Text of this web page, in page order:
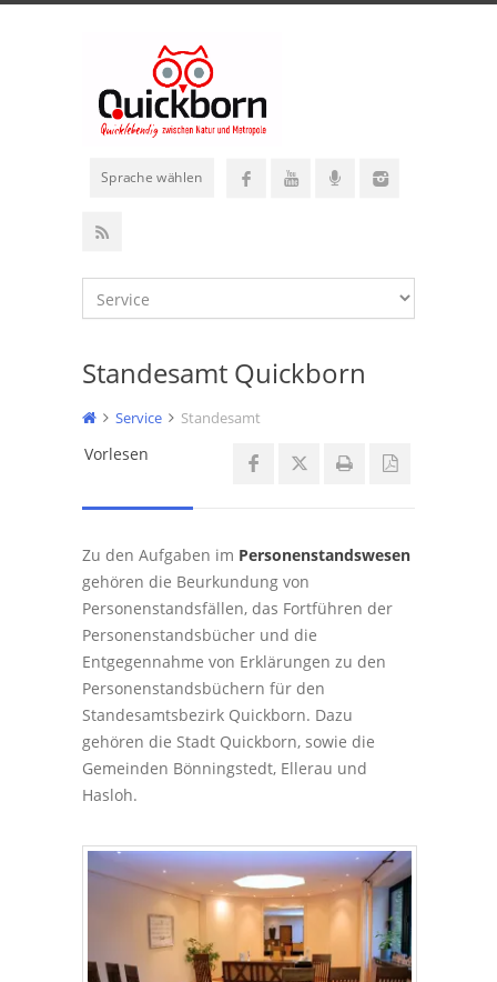
Sprache wählen
Standesamt Quickborn
Service Standesamt
Vorlesen
Zu den Aufgaben im Personenstandswesen
gehören die Beurkundung von
Personenstandsfällen, das Fortführen der
Personenstandsbücher und die
Entgegennahme von Erklärungen zu den
Personenstandsbüchern für den
Standesamtsbezirk Quickborn. Dazu
gehören die Stadt Quickborn, sowie die
Gemeinden Bönningstedt, Ellerau und
Hasloh.